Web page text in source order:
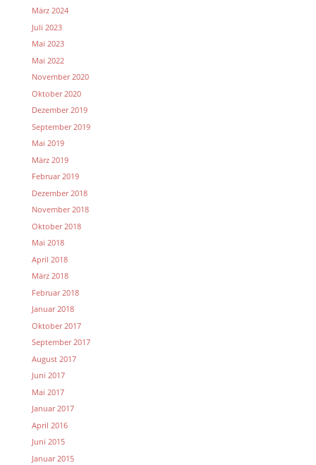
März 2024
Juli 2023
Mai 2023
Mai 2022
November 2020
Oktober 2020
Dezember 2019
September 2019
Mai 2019
März 2019
Februar 2019
Dezember 2018
November 2018
Oktober 2018
Mai 2018
April 2018
März 2018
Februar 2018
Januar 2018
Oktober 2017
September 2017
August 2017
Juni 2017
Mai 2017
Januar 2017
April 2016
Juni 2015
Januar 2015